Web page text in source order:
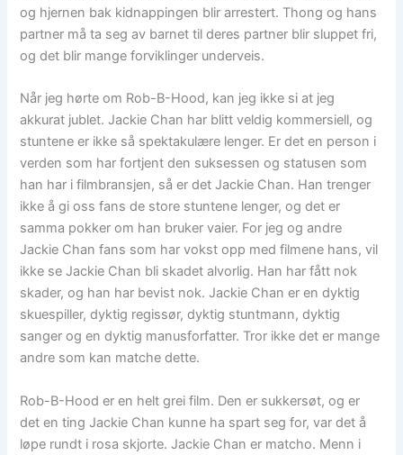
og hjernen bak kidnappingen blir arrestert. Thong og hans
partner må ta seg av barnet til deres partner blir sluppet fri,
og det blir mange forviklinger underveis.
Når jeg hørte om Rob-B-Hood, kan jeg ikke si at jeg
akkurat jublet. Jackie Chan har blitt veldig kommersiell, og
stuntene er ikke så spektakulære lenger. Er det en person i
verden som har fortjent den suksessen og statusen som
han har i filmbransjen, så er det Jackie Chan. Han trenger
ikke å gi oss fans de store stuntene lenger, og det er
samma pokker om han bruker vaier. For jeg og andre
Jackie Chan fans som har vokst opp med filmene hans, vil
ikke se Jackie Chan bli skadet alvorlig. Han har fått nok
skader, og han har bevist nok. Jackie Chan er en dyktig
skuespiller, dyktig regissør, dyktig stuntmann, dyktig
sanger og en dyktig manusforfatter. Tror ikke det er mange
andre som kan matche dette.
Rob-B-Hood er en helt grei film. Den er sukkersøt, og er
det en ting Jackie Chan kunne ha spart seg for, var det å
løpe rundt i rosa skjorte. Jackie Chan er matcho. Menn i